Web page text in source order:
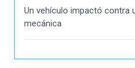
Un vehículo impactó contra
mecánica